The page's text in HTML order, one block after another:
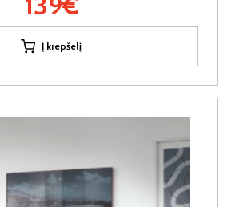
Į krepšelį